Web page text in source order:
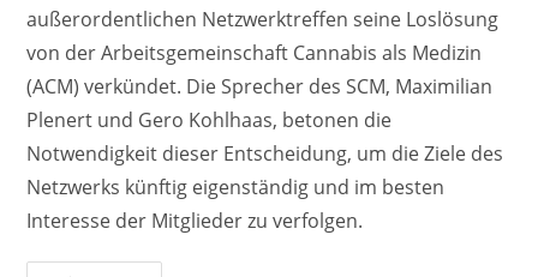
außerordentlichen Netzwerktreffen seine Loslösung
von der Arbeitsgemeinschaft Cannabis als Medizin
(ACM) verkündet. Die Sprecher des SCM, Maximilian
Plenert und Gero Kohlhaas, betonen die
Notwendigkeit dieser Entscheidung, um die Ziele des
Netzwerks künftig eigenständig und im besten
Interesse der Mitglieder zu verfolgen.